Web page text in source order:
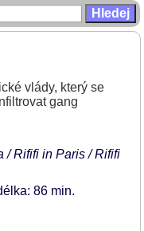
vlády, který se
gang
/ Rififi in Paris / Rififi
86 min